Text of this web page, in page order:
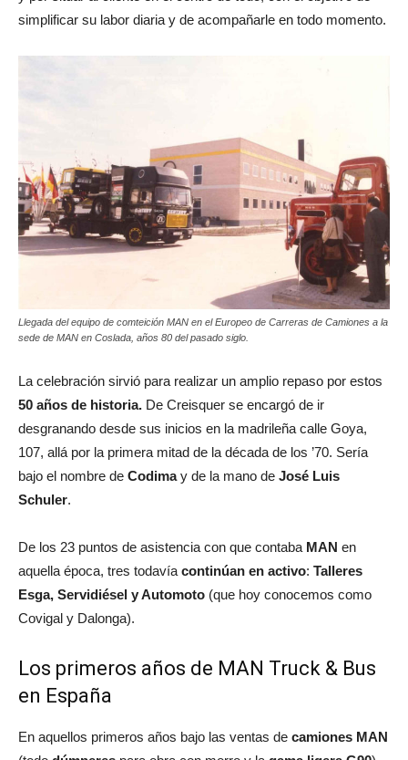
simplificar su labor diaria y de acompañarle en todo momento.
Llegada del equipo de comteición MAN en el Europeo de Carreras de Camiones a la
sede de MAN en Coslada, años 80 del pasado siglo.
La celebración sirvió para realizar un amplio repaso por estos
50 años de historia. De Creisquer se encargó de ir
desgranando desde sus inicios en la madrileña calle Goya,
107, allá por la primera mitad de la década de los ’70. Sería
bajo el nombre de Codimay de la mano de José Luis
Schuler.
De los 23 puntos de asistencia con que contaba MAN en
aquella época, tres todavía continúan en activo: Talleres
Esga, Servidiésel y Automoto (que hoy conocemos como
Covigal y Dalonga).
Los primeros años de MAN Truck & Bus
en España
En aquellos primeros años bajo las ventas de camiones MAN